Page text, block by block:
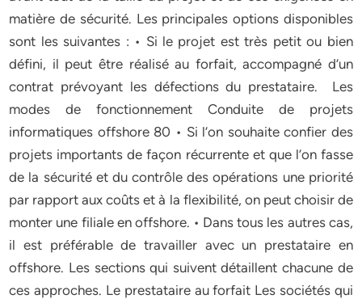
matière de sécurité. Les principales options disponibles
sont les suivantes : • Si le projet est très petit ou bien
défini, il peut être réalisé au forfait, accompagné d’un
contrat prévoyant les défections du prestataire. Les
modes de fonctionnement Conduite de projets
informatiques offshore 80 • Si l’on souhaite confier des
projets importants de façon récurrente et que l’on fasse
de la sécurité et du contrôle des opérations une priorité
par rapport aux coûts et à la flexibilité, on peut choisir de
monter une filiale en offshore. • Dans tous les autres cas,
il est préférable de travailler avec un prestataire en
offshore. Les sections qui suivent détaillent chacune de
ces approches. Le prestataire au forfait Les sociétés qui